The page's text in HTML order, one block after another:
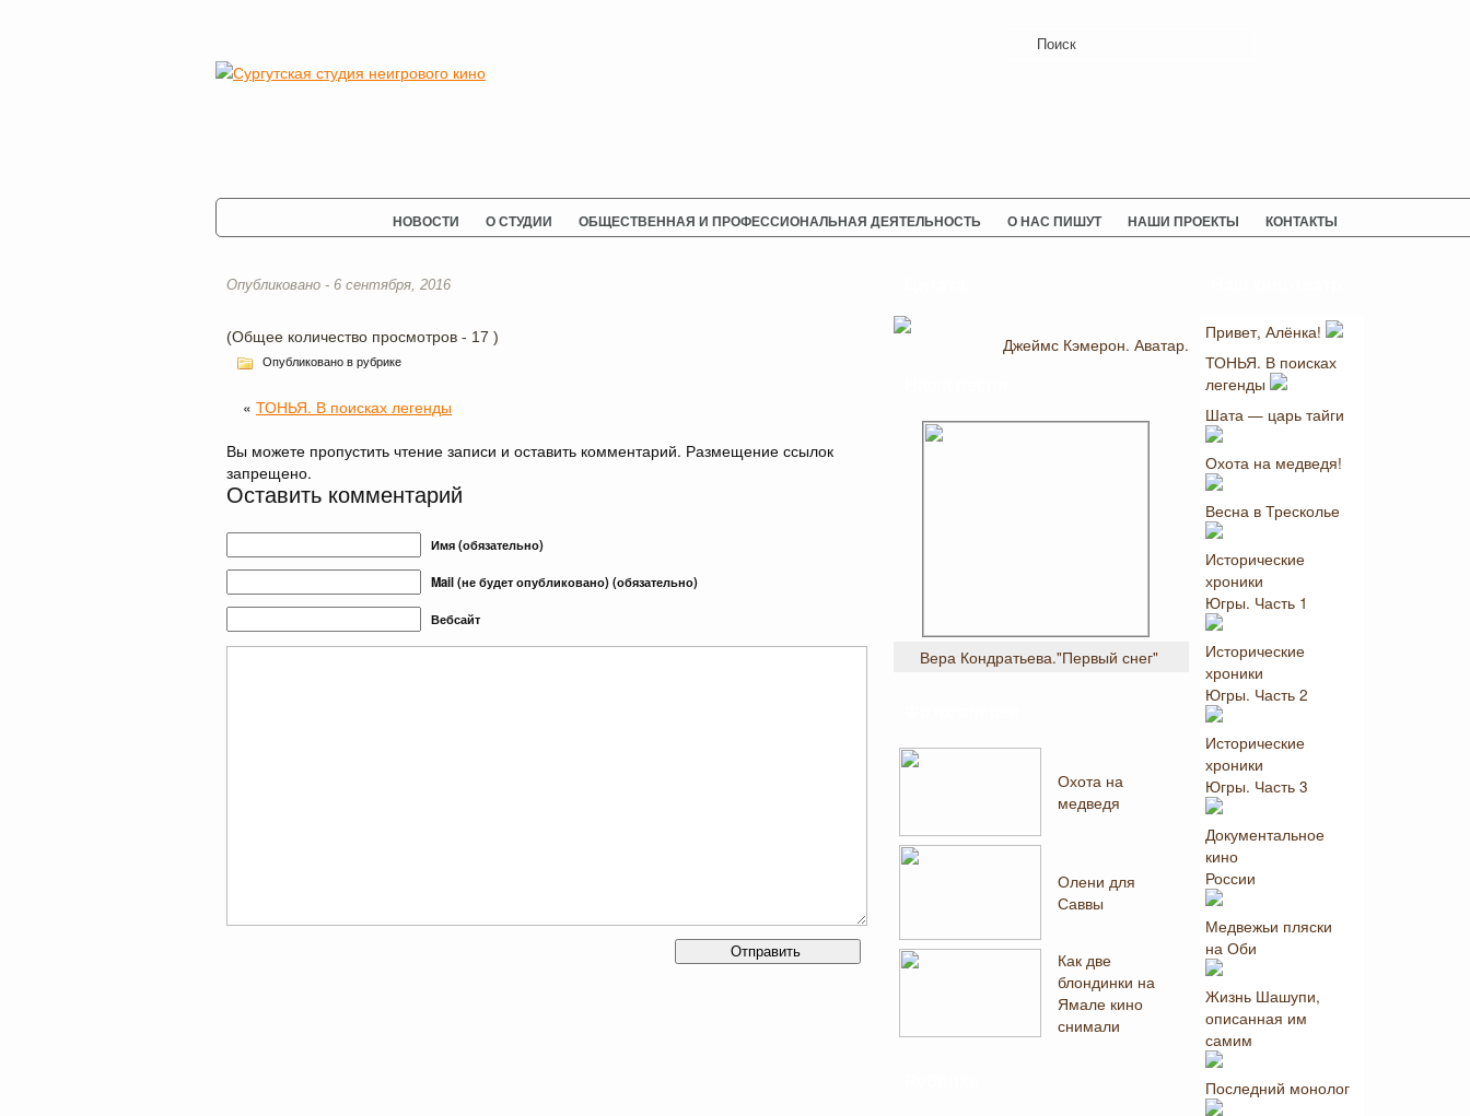
НОВОСТИ О СТУДИИ ОБЩЕСТВЕННАЯ И ПРОФЕССИОНАЛЬНАЯ ДЕЯТЕЛЬНОСТЬ О НАС ПИШУТ НАШИ ПРОЕКТЫ КОНТАКТЫ
Опубликовано - 6 сентября, 2016
(Общее количество просмотров - 17 )
Опубликовано в рубрике
« ТОНЬЯ. В поисках легенды
Вы можете пропустить чтение записи и оставить комментарий. Размещение ссылок
запрещено.
Оставить комментарий
Имя (обязательно)
Mail (не будет опубликовано) (обязательно)
Вебсайт
Джеймс Кэмерон. Аватар.
Вера Кондратьева."Первый снег"
Охота на
медведя
Олени для
Саввы
Как две
блондинки на
Ямале кино
снимали
Привет, Алёнка!
ТОНЬЯ. В поисках
легенды
Шата — царь тайги
Охота на медведя!
Весна в Тресколье
Исторические
хроники
Югры. Часть 1
Исторические
хроники
Югры. Часть 2
Исторические
хроники
Югры. Часть 3
Документальное
кино
России
Медвежьи пляски
на Оби
Жизнь Шашупи,
описанная им
самим
Последний монолог